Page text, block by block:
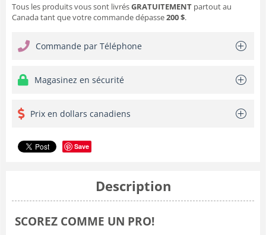
Tous les produits vous sont livrésGRATUITEMENT partout au
Canada tant que votre commande dépasse200 $.
Commande par Téléphone
Magasinez en sécurité
Prix en dollars canadiens
Save
Description
SCOREZ COMME UN PRO!